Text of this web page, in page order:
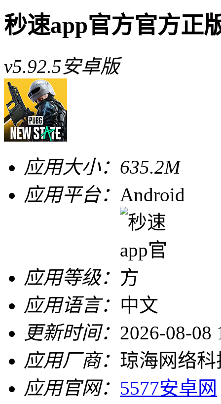
秒速app官方官方正
v5.92.5安卓版
应用大小： 635.2M
应用平台： Android
应用等级：
应用语言： 中文
更新时间： 2026-08-08
应用厂商： 琼海网络
应用官网： 5577安卓网